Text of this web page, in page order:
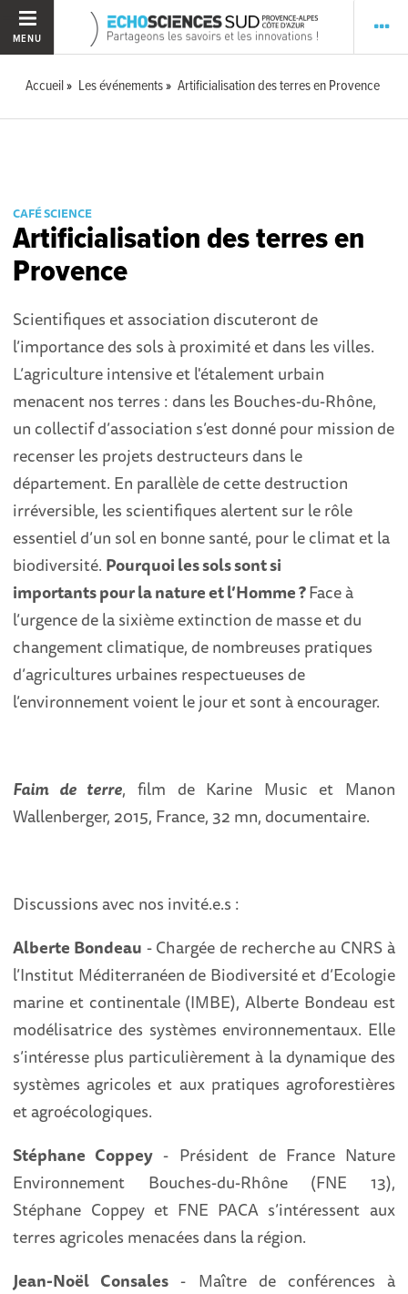
MENU
Accueil Les événements Artificialisation des terres en Provence
CAFÉ SCIENCE
Artificialisation des terres en
Provence
Scientifiques et association discuteront de
l’importance des sols à proximité et dans les villes.
L’agriculture intensive et l'étalement urbain
menacent nos terres : dans les Bouches-du-Rhône,
un collectif d’association s’est donné pour mission de
recenser les projets destructeurs dans le
département. En parallèle de cette destruction
irréversible, les scientifiques alertent sur le rôle
essentiel d’un sol en bonne santé, pour le climat et la
biodiversité. Pourquoi les sols sont si
importants pour la nature et l’Homme ?Face à
l’urgence de la sixième extinction de masse et du
changement climatique, de nombreuses pratiques
d’agricultures urbaines respectueuses de
l’environnement voient le jour et sont à encourager.
Faim de terre, film de Karine Music et Manon
Wallenberger, 2015, France, 32 mn, documentaire.
Discussions avec nos invité.e.s :
Alberte Bondeau - Chargée de recherche au CNRS à
l’Institut Méditerranéen de Biodiversité et d’Ecologie
marine et continentale (IMBE), Alberte Bondeau est
modélisatrice des systèmes environnementaux. Elle
s’intéresse plus particulièrement à la dynamique des
systèmes agricoles et aux pratiques agroforestières
et agroécologiques.
Stéphane Coppey - Président de France Nature
Environnement Bouches-du-Rhône (FNE 13),
Stéphane Coppey et FNE PACA s’intéressent aux
terres agricoles menacées dans la région.
Jean-Noël Consales - Maître de conférences à